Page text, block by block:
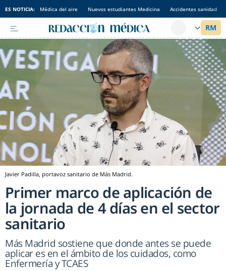
ES NOTICIA: Médica del aire Nuevos estudiantes Medicina Accidentes sanidad
Javier Padilla, portavoz sanitario de Más Madrid.
Primer marco de aplicación de
la jornada de 4 días en el sector
sanitario
Más Madrid sostiene que donde antes se puede
aplicar es en el ámbito de los cuidados, como
Enfermería y TCAES